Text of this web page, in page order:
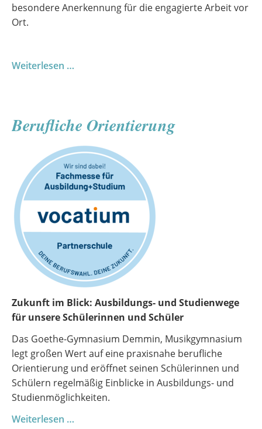
besondere Anerkennung für die engagierte Arbeit vor
Ort.
Weiterlesen …
Berufliche Orientierung
Zukunft im Blick: Ausbildungs- und Studienwege
für unsere Schülerinnen und Schüler
Das Goethe-Gymnasium Demmin, Musikgymnasium
legt großen Wert auf eine praxisnahe berufliche
Orientierung und eröffnet seinen Schülerinnen und
Schülern regelmäßig Einblicke in Ausbildungs- und
Studienmöglichkeiten.
Weiterlesen …